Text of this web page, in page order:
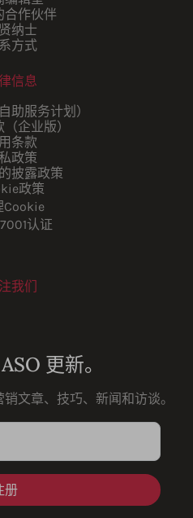
合作伙伴
纳士
方式
信息
助服务计划）
企业版）
条款
政策
披露政策
政策
Cookie
认证
我们
更新。
文章、技巧、新闻和访谈。